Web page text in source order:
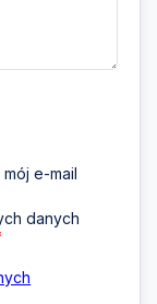
e-mail
danych